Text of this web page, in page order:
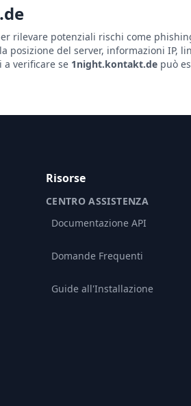
rilevare potenziali rischi come
posizione del server, informazioni IP,
verificare se 1night.kontakt.de può
Risorse
CENTRO ASSISTENZA
Documentazione API
Domande Frequenti
Guide all'Installazione